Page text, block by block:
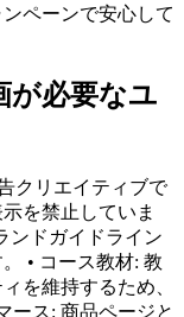
ペーンで安心して
が必要なユ
クリエイティブで
を禁止していま
ンドガイドライン
• コース教材: 教
を維持するため、
ース: 商品ページと